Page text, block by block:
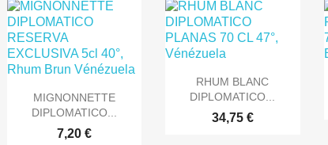
 Aperçu rapide
MIGNONNETTE
DIPLOMATICO...
7,20 €
 Aperçu rapide
RHUM BLANC
DIPLOMATICO...
34,75 €